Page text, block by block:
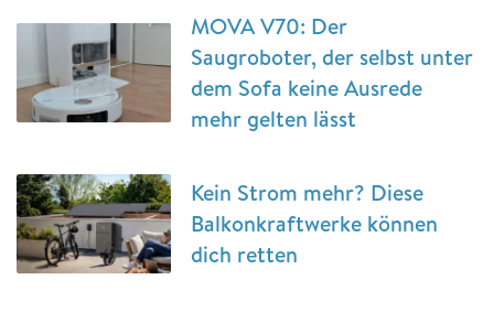
MOVA V70: Der
Saugroboter, der selbst unter
dem Sofa keine Ausrede
mehr gelten lässt
Kein Strom mehr? Diese
Balkonkraftwerke können
dich retten